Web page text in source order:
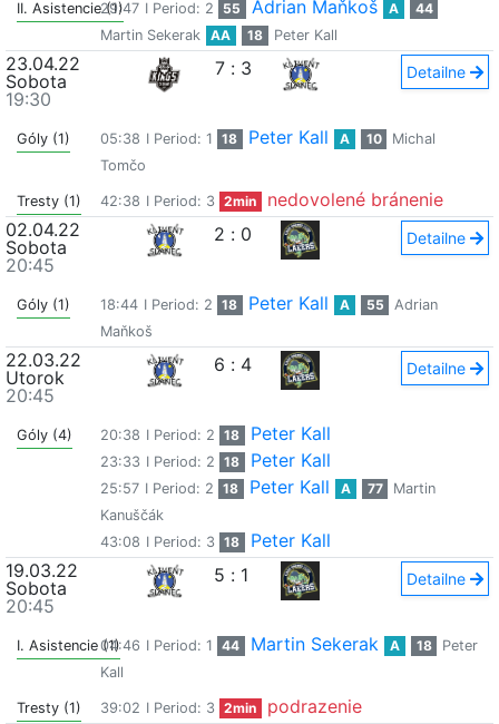
II. Asistencie (1)
29:47 I Period: 2 55 Adrian Maňkoš A
44
Martin Sekerak
AA 18 Peter Kall
23.04.22
Sobota
19:30
7 : 3 Detailne
Góly (1) 05:38 I Period: 1 18 Peter Kall A 10
Michal
Tomčo
Tresty (1) 42:38 I Period: 3 2min
nedovolené bránenie
02.04.22
Sobota
20:45
2 : 0 Detailne
Góly (1) 18:44 I Period: 2 18 Peter Kall A 55
Adrian
Maňkoš
22.03.22
Utorok
20:45
6 : 4 Detailne
Góly (4) 20:38 I Period: 2 18 Peter Kall
23:33 I Period: 2 18 Peter Kall
25:57 I Period: 2 18 Peter Kall A 77
Martin
Kanuščák
43:08 I Period: 3 18
Peter Kall
19.03.22
Sobota
20:45
5 : 1 Detailne
I. Asistencie (1)04:46 I Period: 1 44 Martin Sekerak A 18
Peter
Kall
Tresty (1) 39:02 I Period: 3 2min
podrazenie